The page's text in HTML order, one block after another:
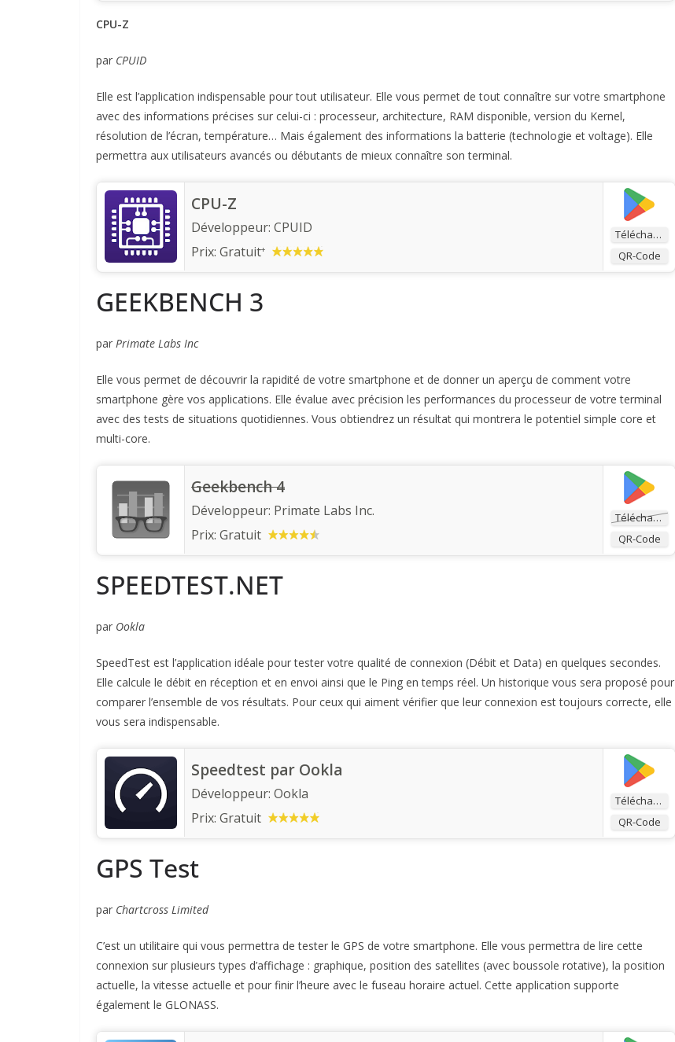
CPU-Z
par CPUID
Elle est l’application indispensable pour tout utilisateur. Elle vous permet de tout connaître sur votre smartphone
avec des informations précises sur celui-ci : processeur, architecture, RAM disponible, version du Kernel,
résolution de l’écran, température… Mais également des informations la batterie (technologie et voltage). Elle
permettra aux utilisateurs avancés ou débutants de mieux connaître son terminal.
Télécharger
QR-Code
CPU-Z
Développeur: CPUID
Prix: Gratuit+
GEEKBENCH 3
par Primate Labs Inc
Elle vous permet de découvrir la rapidité de votre smartphone et de donner un aperçu de comment votre
smartphone gère vos applications. Elle évalue avec précision les performances du processeur de votre terminal
avec des tests de situations quotidiennes. Vous obtiendrez un résultat qui montrera le potentiel simple core et
multi-core.
Télécharger
QR-Code
Geekbench 4
Développeur: Primate Labs Inc.
Prix: Gratuit
SPEEDTEST.NET
par Ookla
SpeedTest est l’application idéale pour tester votre qualité de connexion (Débit et Data) en quelques secondes.
Elle calcule le débit en réception et en envoi ainsi que le Ping en temps réel. Un historique vous sera proposé pour
comparer l’ensemble de vos résultats. Pour ceux qui aiment vérifier que leur connexion est toujours correcte, elle
vous sera indispensable.
Télécharger
QR-Code
Speedtest par Ookla
Développeur: Ookla
Prix: Gratuit
GPS Test
par Chartcross Limited
C’est un utilitaire qui vous permettra de tester le GPS de votre smartphone. Elle vous permettra de lire cette
connexion sur plusieurs types d’affichage : graphique, position des satellites (avec boussole rotative), la position
actuelle, la vitesse actuelle et pour finir l’heure avec le fuseau horaire actuel. Cette application supporte
également le GLONASS.